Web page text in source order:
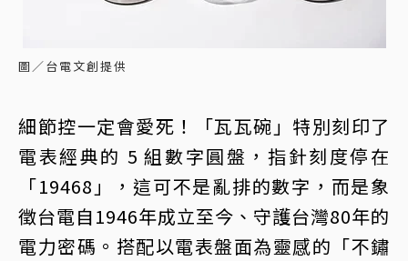
圖／台電文創提供
細節控一定會愛死！「瓦瓦碗」特別刻印了
電表經典的 5 組數字圓盤，指針刻度停在
「19468」，這可不是亂排的數字，而是象
徵台電自1946年成立至今、守護台灣80年的
電力密碼。搭配以電表盤面為靈感的「不鏽